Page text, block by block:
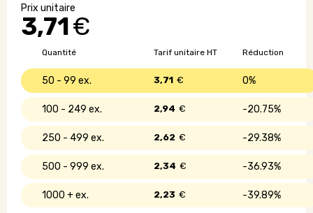
3,71€
en
acier
Quantité Réduction
Tarif unitaire HT
50 - 99 0%
3,71 €
100 - 249 20.75%
2,94 €
250 - 499 29.38%
2,62 €
500 - 999 36.93%
2,34 €
1000 + 39.89%
2,23 €